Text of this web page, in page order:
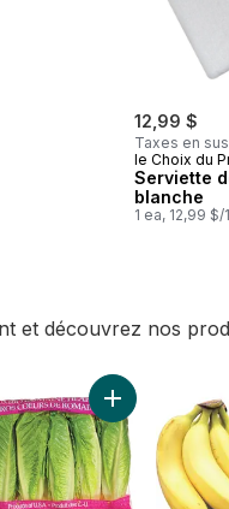
12,99 $
Taxes en sus
le Choix du
Serviette
blanche
1 ea, 12,99 $/
et découvrez nos
à hot dog blancs - 12 au
Ajouter Cœurs